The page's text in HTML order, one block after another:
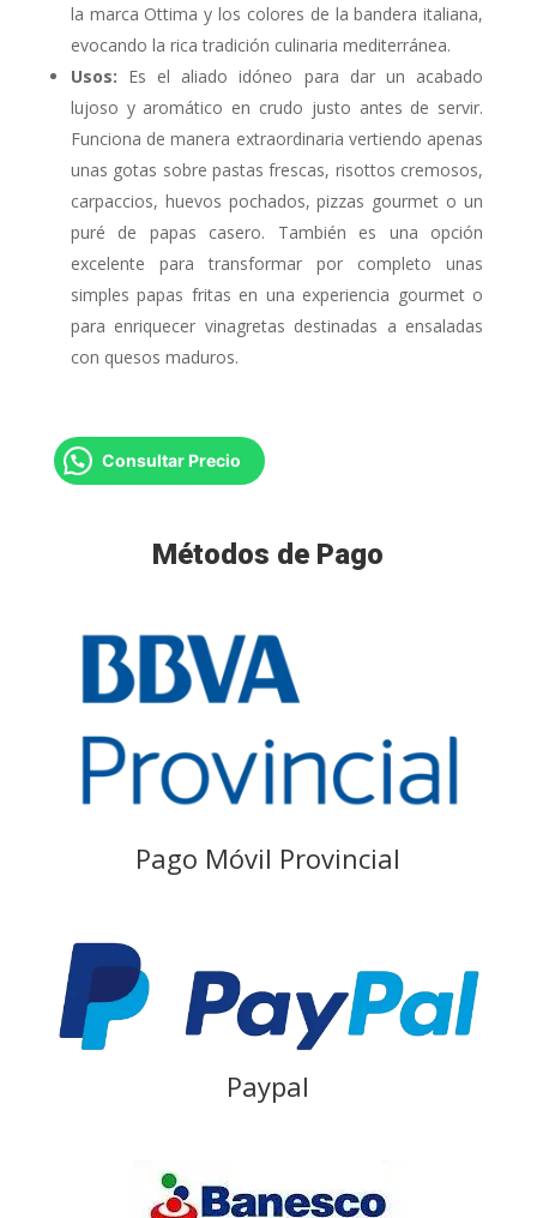
la marca Ottima y los colores de la bandera italiana,
evocando la rica tradición culinaria mediterránea.
Usos: Es el aliado idóneo para dar un acabado
lujoso y aromático en crudo justo antes de servir.
Funciona de manera extraordinaria vertiendo apenas
unas gotas sobre pastas frescas, risottos cremosos,
carpaccios, huevos pochados, pizzas gourmet o un
puré de papas casero. También es una opción
excelente para transformar por completo unas
simples papas fritas en una experiencia gourmet o
para enriquecer vinagretas destinadas a ensaladas
con quesos maduros.
Consultar Precio
Métodos de Pago
Pago Móvil Provincial
Paypal